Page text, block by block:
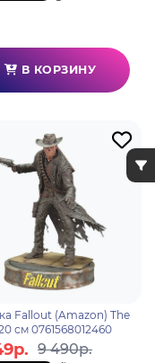
В КОРЗИНУ
Fallout (Amazon) The
см 0761568012460
9 490р.